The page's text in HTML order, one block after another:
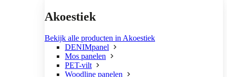
Akoestiek
Bekijk alle producten in Akoestiek
DENIMpanel
Mos panelen
PET-vilt
Woodline panelen